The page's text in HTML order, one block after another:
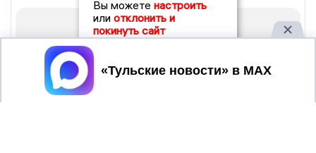
Вы можете настроить
или отклонить и
покинуть сайт
Принять